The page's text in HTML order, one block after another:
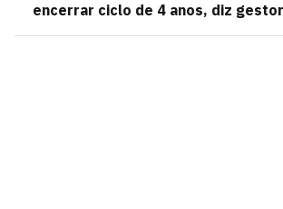
encerrar ciclo de 4 anos, diz